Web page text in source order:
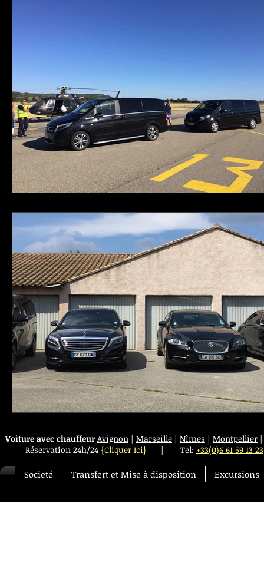
Voiture avec chauffeur Avignon | Marseille | Nîmes | Montpellier
Réservation 24h/24 {Cliquer Ici} | Tel: +33(0)6 61 59 13 23
Societé Transfert et Mise à disposition Excursions